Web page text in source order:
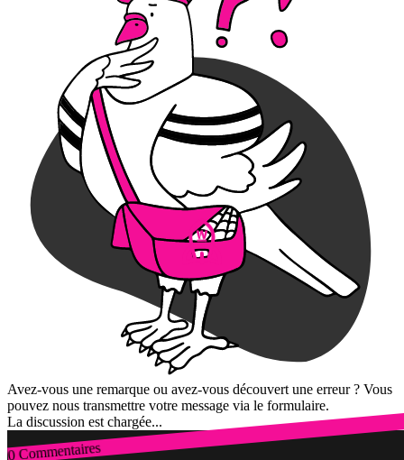
Avez-vous une remarque ou avez-vous découvert une erreur ? Vous
pouvez nous transmettre votre message via le formulaire.
La discussion est chargée...
0 Commentaires
Connexion